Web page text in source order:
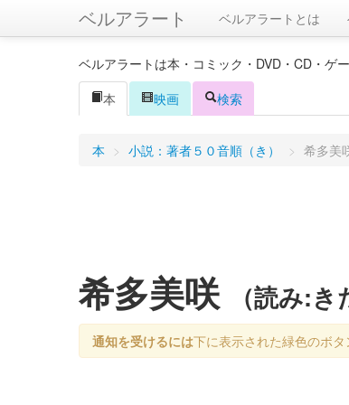
ベルアラート ベルアラートとは
ベルアラートは本・コミック・DVD・CD・ゲ
本
映画 検索
本 > 小説：著者５０音順（き） > 希多美
希多美咲 （読み:き
通知を受けるには下に表示された緑色のボタ